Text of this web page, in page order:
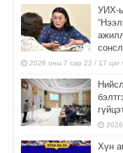
УИХ-
2026 оны 7 сар 22 / 17 цаг
Хүн